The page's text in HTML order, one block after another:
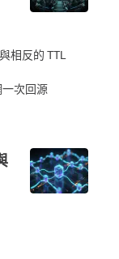
相反的 TTL
次回源